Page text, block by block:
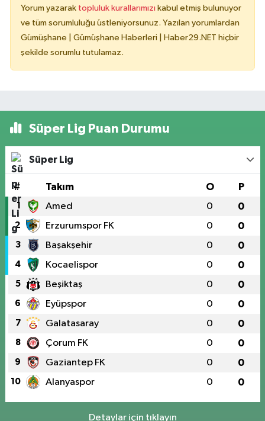
Yorum yazarak topluluk kurallarımızı kabul etmiş bulunuyor
ve tüm sorumluluğu üstleniyorsunuz. Yazılan yorumlardan
Gümüşhane | Gümüşhane Haberleri | Haber29.NET hiçbir
şekilde sorumlu tutulamaz.
Süper Lig Puan Durumu
Süper Lig
# Takım O P
1 Amed 0 0
2 Erzurumspor FK 0 0
3 Başakşehir 0 0
4 Kocaelispor 0 0
5 Beşiktaş 0 0
6 Eyüpspor 0 0
7 Galatasaray 0 0
8 Çorum FK 0 0
9 Gaziantep FK 0 0
10 Alanyaspor 0 0
Detaylar için tıklayın